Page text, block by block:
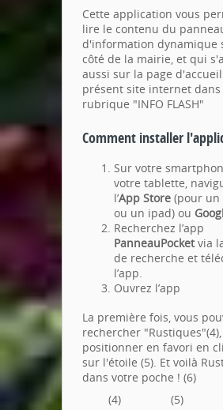
Cette application vous
lire le contenu du
d'information dynamique
côté de la mairie, et qui
aussi sur la page
présent site internet dans
rubrique "INFO FLASH"
Comment installer
Sur votre
votre tablette,
l’App Store (pour un
ou un ipad) ou
Recherchez l’app
PanneauPocketvia
de recherche et
l’app.
Ouvrez l’app
La première fois, vous
rechercher
positionner en favori en
sur l'étoile (5). Et voilà
dans votre poche ! (6)
(4)
(5)